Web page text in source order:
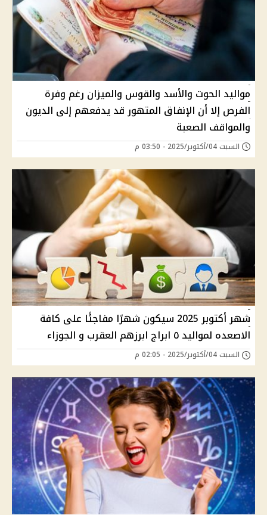
مواليد الحوت والأسد والقوس والميزان رغم وفرة
الفرص إلا أن الإنفاق المتهور قد يدفعهم إلى الديون
والمواقف الصعبة
السبت 04/أكتوبر/2025 - 03:50 م
شهر أكتوبر 2025 سيكون شهرًا مفاجئًا على كافة
الاصعده لمواليد ٥ ابراج ابرزهم العقرب و الجوزاء
السبت 04/أكتوبر/2025 - 02:05 م